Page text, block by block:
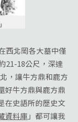
北岡各大墓中僅
21-18公尺，深達
，讓牛方鼎和鹿方
好牛方鼎與鹿方鼎
在史語所的歷史文
資料庫 」都可讓我